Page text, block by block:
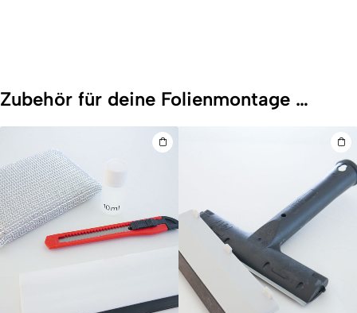
Zubehör für deine Folienmontage …